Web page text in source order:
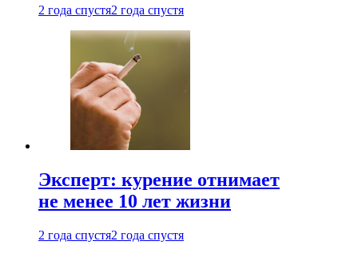
2 года спустя2 года спустя
Эксперт: курение отнимает
не менее 10 лет жизни
2 года спустя2 года спустя